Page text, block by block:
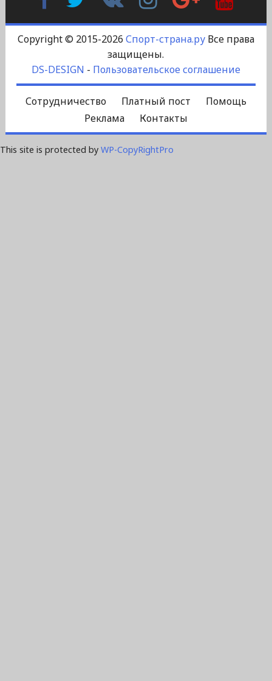
Контакте
Plus
Copyright © 2015-2026 Спорт-страна.руВсе права
защищены.
DS-DESIGN - Пользовательское соглашение
Сотрудничество Платный пост
Помощь
Реклама
Контакты
This site is protected by WP-CopyRightPro